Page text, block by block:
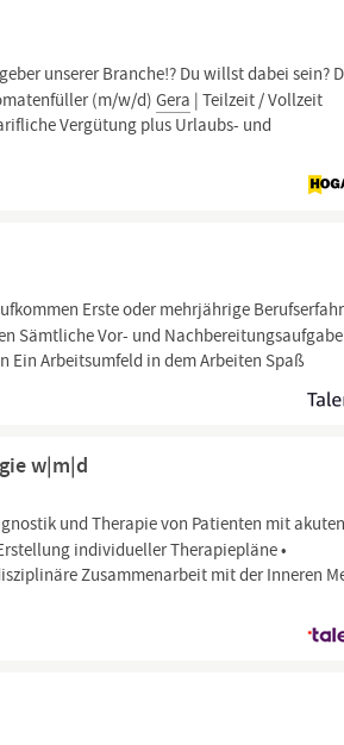
unserer Branche!? Du willst dabei sein?
(m/w/d)Gera | Teilzeit / Vollzeit
Vergütung plus Urlaubs- und
Erste oder mehrjährige
Sämtliche Vor- und
Ein Arbeitsumfeld in dem Arbeiten Spaß
w|m|d
und Therapie von Patienten mit
individueller Therapiepläne •
Zusammenarbeit mit der Inneren